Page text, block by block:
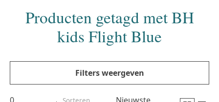
Producten getagd met BH
kids Flight Blue
Filters weergeven